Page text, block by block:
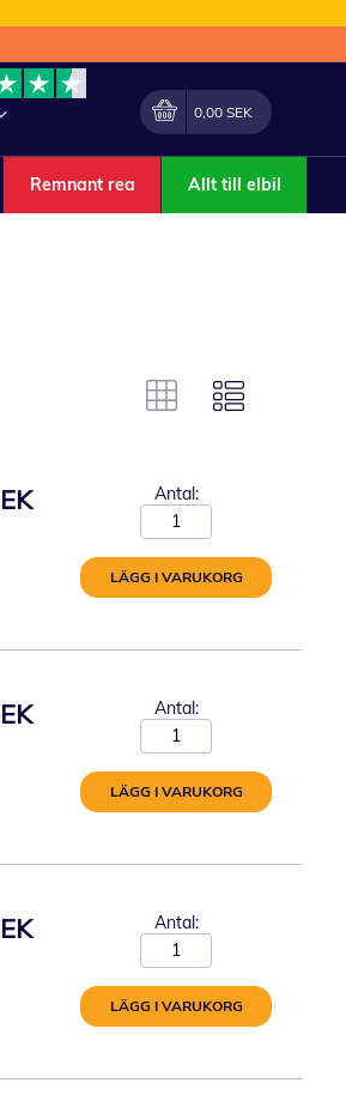
Min kundvagn
0,00 SEK
Remnant rea Allt till elbil
Antal:
LÄGG I VARUKORG
Antal:
LÄGG I VARUKORG
Antal:
LÄGG I VARUKORG